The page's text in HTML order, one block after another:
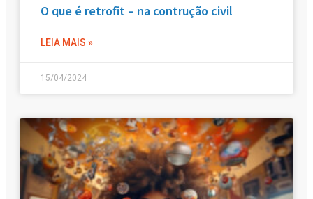
O que é retrofit – na contrução civil
LEIA MAIS »
15/04/2024